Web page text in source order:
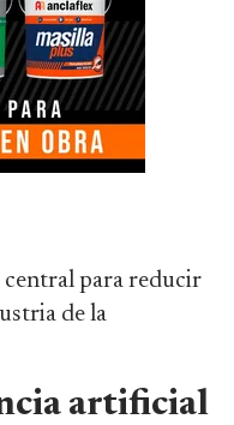
central para reducir
de la
artificial